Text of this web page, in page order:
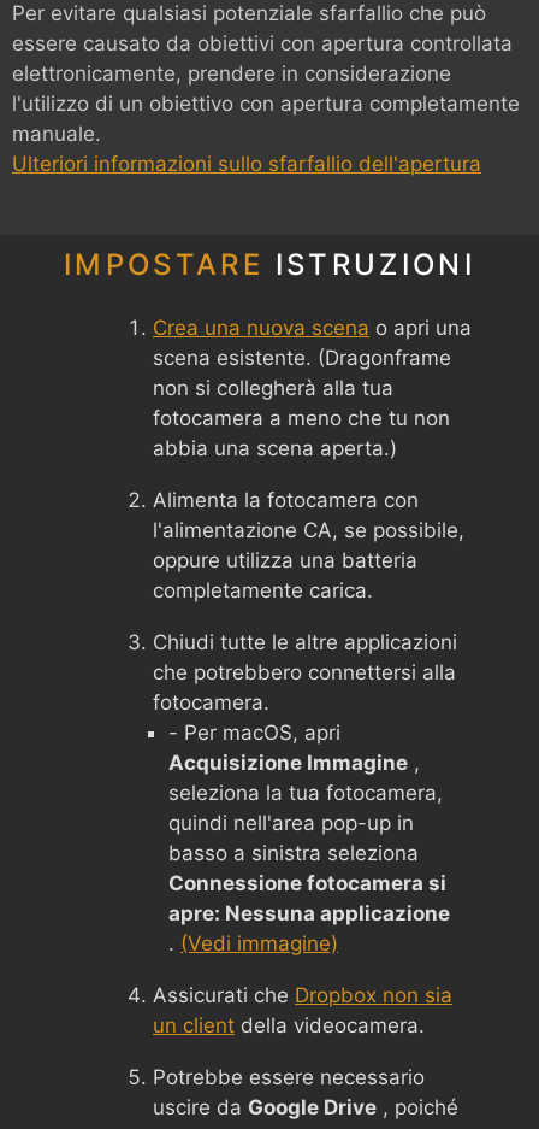
Per evitare qualsiasi potenziale sfarfallio che può
essere causato da obiettivi con apertura controllata
elettronicamente, prendere in considerazione
l'utilizzo di un obiettivo con apertura completamente
manuale.
Ulteriori informazioni sullo sfarfallio dell'apertura
IMPOSTARE ISTRUZIONI
Crea una nuova scena o apri una
scena esistente. (Dragonframe
non si collegherà alla tua
fotocamera a meno che tu non
abbia una scena aperta.)
Alimenta la fotocamera con
l'alimentazione CA, se possibile,
oppure utilizza una batteria
completamente carica.
Chiudi tutte le altre applicazioni
che potrebbero connettersi alla
fotocamera.
- Per macOS, apri
Acquisizione Immagine ,
seleziona la tua fotocamera,
quindi nell'area pop-up in
basso a sinistra seleziona
Connessione fotocamera si
apre: Nessuna applicazione
. (Vedi immagine)
Assicurati che Dropbox non sia
un client della videocamera.
Potrebbe essere necessario
uscire da Google Drive , poiché